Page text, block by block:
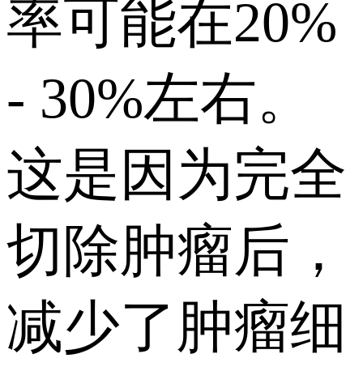
率可能在20%
- 30%左右。
这是因为完全
切除肿瘤后，
减少了肿瘤细